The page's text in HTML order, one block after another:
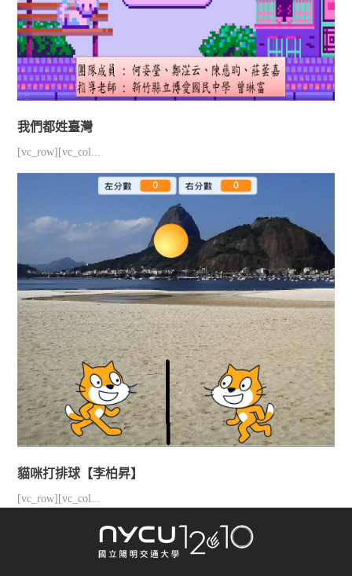
我們都姓臺灣
[vc_row][vc_col...
貓咪打排球【李柏昇】
[vc_row][vc_col...